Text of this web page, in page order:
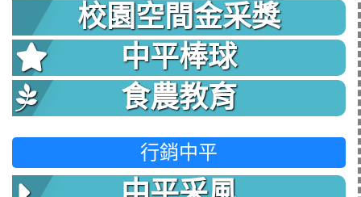
校園空間金采獎
中平棒球
食農教育
行銷中平